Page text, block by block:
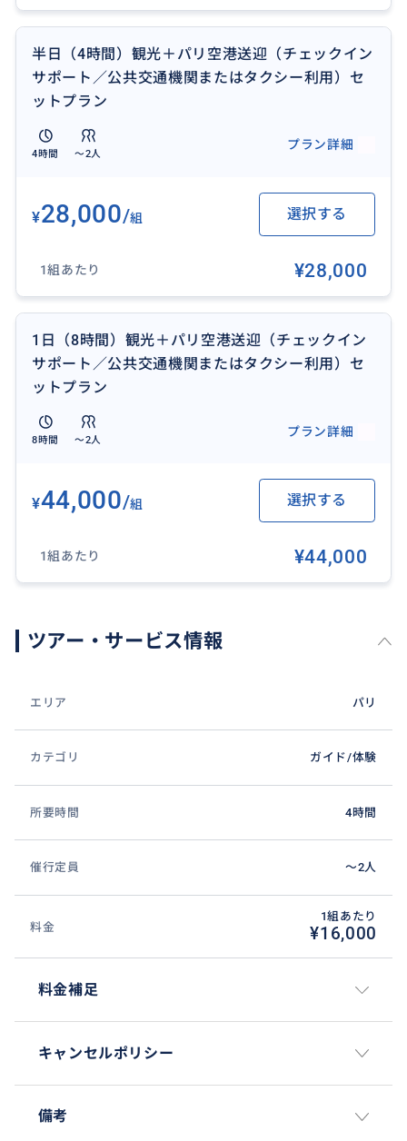
半日（4時間）観光＋パリ空港送迎（チェックイン
サポート／公共交通機関またはタクシー利用）セ
ットプラン
4時間 〜2人
プラン詳細
¥28,000/組 選択する
1組あたり ¥28,000
1日（8時間）観光＋パリ空港送迎（チェックイン
サポート／公共交通機関またはタクシー利用）セ
ットプラン
8時間 〜2人
プラン詳細
¥44,000/組 選択する
1組あたり ¥44,000
ツアー・サービス情報
エリア パリ
カテゴリ ガイド/体験
所要時間 4時間
催行定員 〜2人
料金
1組あたり
¥16,000
料金補足
キャンセルポリシー
備考